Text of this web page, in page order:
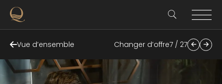
Vue d’ensemble Changer d’offre7 / 27